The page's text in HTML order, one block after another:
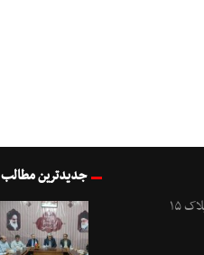
۱۵
جدیدترین مطالب